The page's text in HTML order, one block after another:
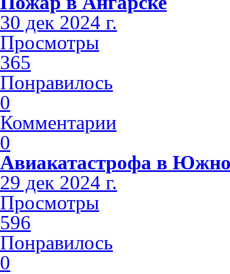
30 дек 2024 г.
Просмотры
365
Понравилось
0
Комментарии
0
Авиакатастрофа в
29 дек 2024 г.
Просмотры
596
Понравилось
0